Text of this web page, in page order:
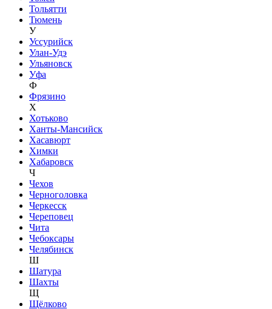
Тольятти
Тюмень
У
Уссурийск
Улан-Удэ
Ульяновск
Уфа
Ф
Фрязино
Х
Хотьково
Ханты-Мансийск
Хасавюрт
Химки
Хабаровск
Ч
Чехов
Черноголовка
Черкесск
Череповец
Чита
Чебоксары
Челябинск
Ш
Шатура
Шахты
Щ
Щёлково